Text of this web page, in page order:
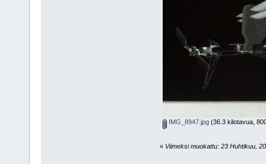
IMG_8947.jpg(36.3 kilotavua,
« Viimeksi muokattu: 23 Huhtikuu,